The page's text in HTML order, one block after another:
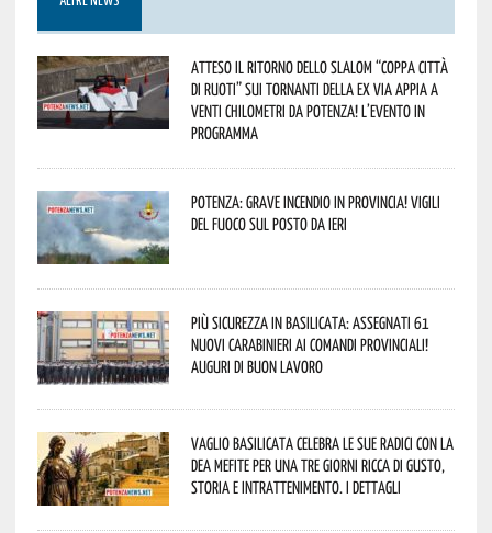
Atteso il ritorno dello slalom “Coppa Città
di Ruoti” sui tornanti della ex via Appia a
venti chilometri da Potenza! L’evento in
programma
Potenza: grave incendio in Provincia! Vigili
del fuoco sul posto da ieri
Più sicurezza in Basilicata: assegnati 61
nuovi Carabinieri ai Comandi provinciali!
Auguri di buon lavoro
Vaglio Basilicata celebra le sue radici con la
Dea Mefite per una tre giorni ricca di gusto,
storia e intrattenimento. I dettagli